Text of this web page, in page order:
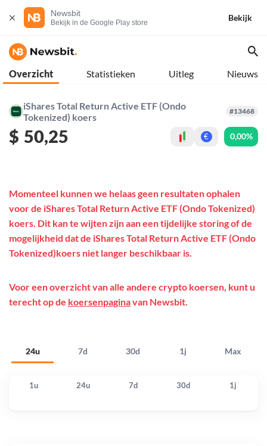
Newsbit
Bekijk in de Google Play store
Bekijk
Overzicht Statistieken Uitleg Nieuws
iShares Total Return Active ETF (Ondo
Tokenized) koers
#13468
$ 50,25 € 0,00%
24u 7d 30d 1j Max
Momenteel kunnen we helaas geen resultaten ophalen
voor de iShares Total Return Active ETF (Ondo Tokenized)
koers. Dit kan te wijten zijn aan een tijdelijke storing of de
mogelijkheid dat de iShares Total Return Active ETF (Ondo
Tokenized)koers niet langer beschikbaar is.
Voor een overzicht van alle andere crypto koersen, kunt u
terecht op de koersenpaginavan Newsbit.
1u 24u 7d 30d 1j